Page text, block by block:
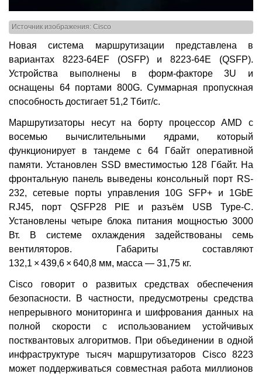
Источник изображения: Cisco
Новая система маршрутизации представлена в
вариантах 8223-64EF (OSFP) и 8223-64E (QSFP).
Устройства выполнены в форм-факторе 3U и
оснащены 64 портами 800G. Суммарная пропускная
способность достигает 51,2 Тбит/с.
Маршрутизаторы несут на борту процессор AMD с
восемью вычислительными ядрами, который
функционирует в тандеме с 64 Гбайт оперативной
памяти. Установлен SSD вместимостью 128 Гбайт. На
фронтальную панель выведены консольный порт RS-
232, сетевые порты управления 10G SFP+ и 1GbE
RJ45, порт QSFP28 PIE и разъём USB Type-C.
Установлены четыре блока питания мощностью 3000
Вт. В системе охлаждения задействованы семь
вентиляторов. Габариты составляют
132,1 × 439,6 × 640,8 мм, масса — 31,75 кг.
Cisco говорит о развитых средствах обеспечения
безопасности. В частности, предусмотрены средства
непрерывного мониторинга и шифрования данных на
полной скорости с использованием устойчивых
постквантовых алгоритмов. При объединении в одной
инфраструктуре тысяч маршрутизаторов Cisco 8223
может поддерживаться совместная работа миллионов